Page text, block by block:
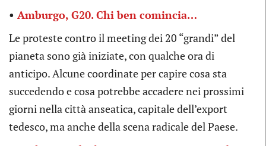
• Amburgo, G20. Chi ben comincia…
Le proteste contro il meeting dei 20 “grandi” del
pianeta sono già iniziate, con qualche ora di
anticipo. Alcune coordinate per capire cosa sta
succedendo e cosa potrebbe accadere nei prossimi
giorni nella città anseatica, capitale dell’export
tedesco, ma anche della scena radicale del Paese.